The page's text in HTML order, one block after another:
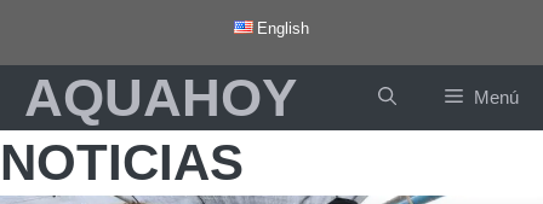
contenido
English
AQUAHOY Menú
NOTICIAS